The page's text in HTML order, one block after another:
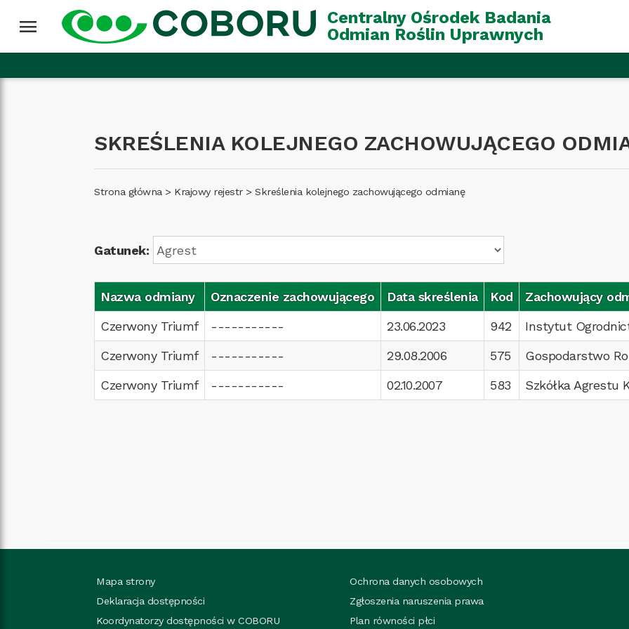
Przejdź do treści
menu
Centralny Ośrodek Badania
Odmian Roślin Uprawnych
SKREŚLENIA KOLEJNEGO ZACHOWUJĄCEGO
Strona główna > Krajowy rejestr>Skreślenia kolejnego zachowującego odmianę
Gatunek:
Nazwa odmiany Oznaczenie zachowującego Data skreślenia Kod
Zachowujący
Czerwony Triumf
----------- 23.06.2023 942
Instytut
Czerwony Triumf
----------- 29.08.2006 575
Gospodarstwo
Czerwony Triumf
----------- 02.10.2007 583 Szkółka Agrestu
Mapa strony
Deklaracja dostępności
Koordynatorzy dostępności w COBORU
Ochrona danych osobowych
Zgłoszenia naruszenia prawa
Plan równości płci
Wróć na górę